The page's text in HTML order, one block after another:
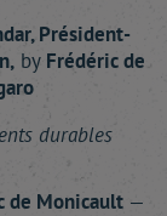
, Président-
by Frédéricde
durables
de Monicault —